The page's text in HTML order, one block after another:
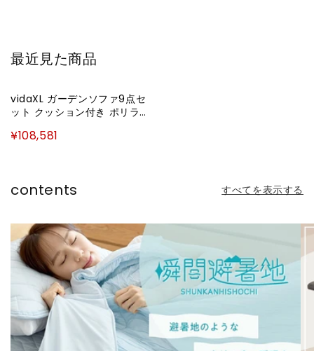
最近見た商品
vidaXL ガーデンソファ9点セ
ット クッション付き ポリラタ
具 屋外家具セット(代引不可)
¥108,581
contents すべてを表示する